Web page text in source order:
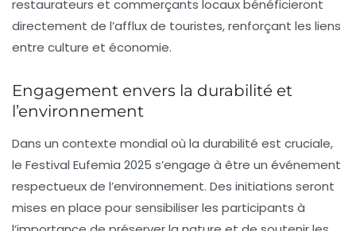
restaurateurs et commerçants locaux bénéficieront
directement de l’afflux de touristes, renforçant les liens
entre culture et économie.
Engagement envers la durabilité et
l’environnement
Dans un contexte mondial où la durabilité est cruciale,
le Festival Eufemia 2025 s’engage à être un événement
respectueux de l’environnement. Des initiations seront
mises en place pour sensibiliser les participants à